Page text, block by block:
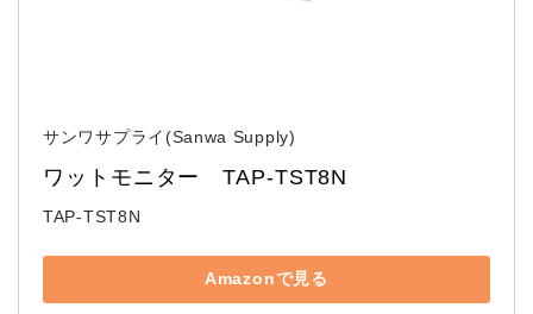
サンワサプライ(Sanwa Supply)
ワットモニター　TAP-TST8N
TAP-TST8N
Amazonで見る